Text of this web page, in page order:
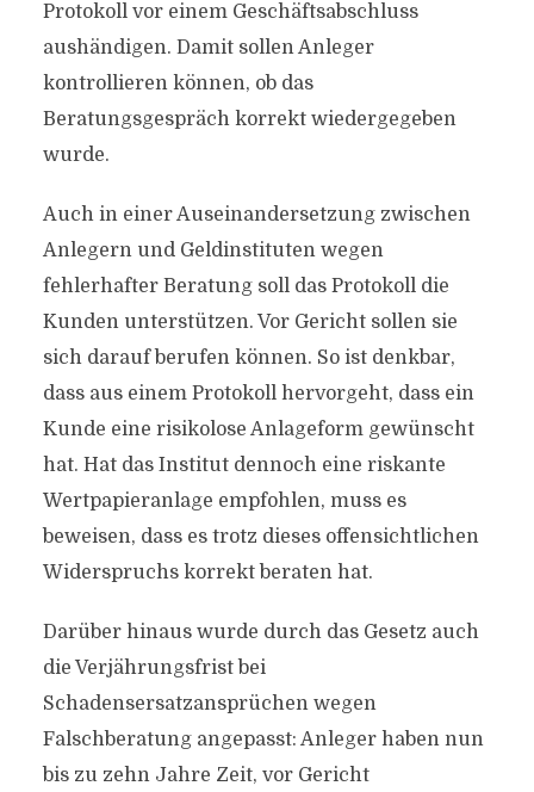
Protokoll vor einem Geschäftsabschluss
aushändigen. Damit sollen Anleger
kontrollieren können, ob das
Beratungsgespräch korrekt wiedergegeben
wurde.
Auch in einer Auseinandersetzung zwischen
Anlegern und Geldinstituten wegen
fehlerhafter Beratung soll das Protokoll die
Kunden unterstützen. Vor Gericht sollen sie
sich darauf berufen können. So ist denkbar,
dass aus einem Protokoll hervorgeht, dass ein
Kunde eine risikolose Anlageform gewünscht
hat. Hat das Institut dennoch eine riskante
Wertpapieranlage empfohlen, muss es
beweisen, dass es trotz dieses offensichtlichen
Widerspruchs korrekt beraten hat.
Darüber hinaus wurde durch das Gesetz auch
die Verjährungsfrist bei
Schadensersatzansprüchen wegen
Falschberatung angepasst: Anleger haben nun
bis zu zehn Jahre Zeit, vor Gericht